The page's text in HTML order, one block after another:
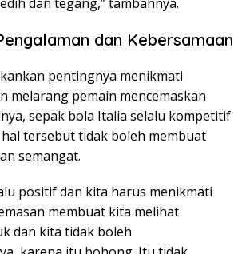
dan Kebersamaan
pentingnya menikmati
melarang pemain mencemaskan
sepak bola Italia selalu kompetitif
tersebut tidak boleh membuat
semangat.
positif dan kita harus menikmati
membuat kita melihat
dan kita tidak boleh